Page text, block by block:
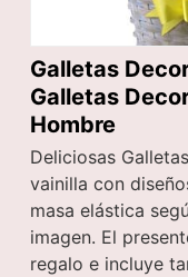
Galletas
Galletas
Hombre
Deliciosas
vainilla con
masa elástica
imagen. El
regalo e incluye